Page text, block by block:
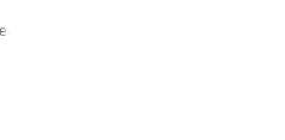
encolure droite et fente